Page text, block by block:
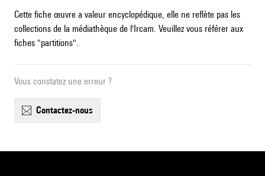
Cette fiche œuvre a valeur encyclopédique, elle ne reflète pas les
collections de la médiathèque de l'Ircam. Veuillez vous référer aux
fiches "partitions".
Vous constatez une erreur ?
contactez-nous